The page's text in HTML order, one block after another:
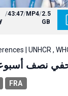
/43:47/MP4/2.5
GB
| UNHCR ,
أسبوعي - 23
FRA